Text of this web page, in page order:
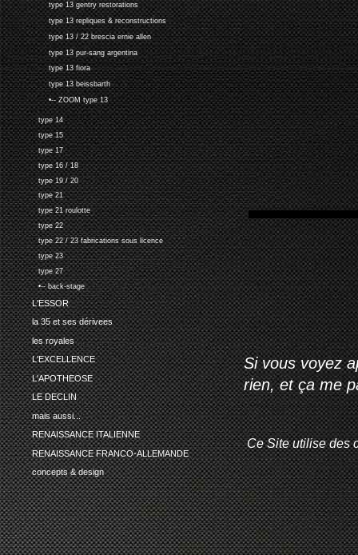
type 13 gentry restorations
type 13 repliques & reconstructions
type 13 / 22 brescia ernie allen
type 13 pur-sang argentina
type 13 fiora
type 13 beissbarth
•-- ZOOM type 13
type 14
type 15
type 17
type 16 / 18
type 19 / 20
type 21
type 21 roulotte
type 22
type 22 / 23 fabrications sous licence
type 23
type 27
•-- back-stage
L'ESSOR
la 35 et ses dérivees
les royales
L'EXCELLENCE
L'APOTHEOSE
LE DECLIN
mais aussi...
RENAISSANCE ITALIENNE
RENAISSANCE FRANCO-ALLEMANDE
concepts & design
Si vous voyez
rien, et ça me
Ce Site utilise des